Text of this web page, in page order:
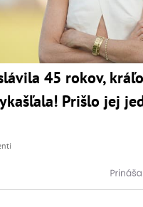
45 rokov,
Prišlo jej